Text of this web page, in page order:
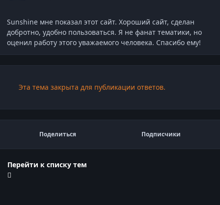
Sunshine мне показал этот сайт. Хороший сайт, сделан
добротно, удобно пользоваться. Я не фанат тематики, но
оценил работу этого уважаемого человека. Спасибо ему!
Эта тема закрыта для публикации ответов.
Поделиться Подписчики
Перейти к списку тем